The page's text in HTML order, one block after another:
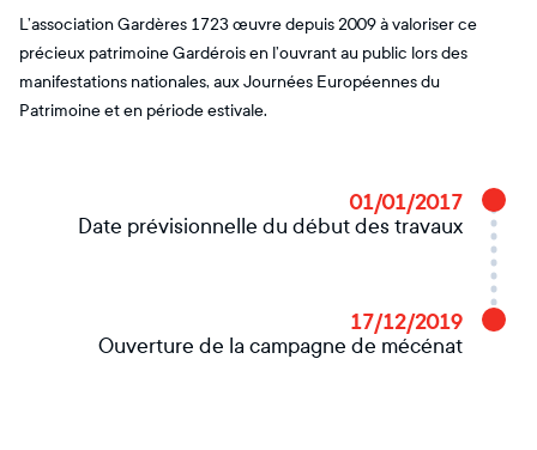
L’association Gardères 1723 œuvre depuis 2009 à valoriser ce
précieux patrimoine Gardérois en l’ouvrant au public lors des
manifestations nationales, aux Journées Européennes du
Patrimoine et en période estivale.
01/01/2017
Date prévisionnelle du début des travaux
17/12/2019
Ouverture de la campagne de mécénat